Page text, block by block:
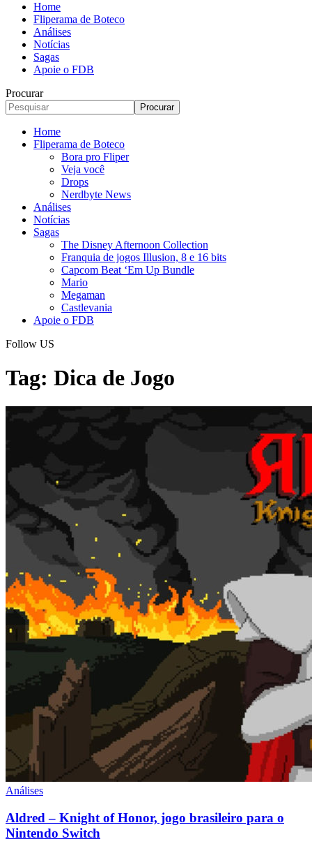
Home
Fliperama de Boteco
Análises
Notícias
Sagas
Apoie o FDB
Procurar
Home
Fliperama de Boteco
Bora pro Fliper
Veja você
Drops
Nerdbyte News
Análises
Notícias
Sagas
The Disney Afternoon Collection
Franquia de jogos Illusion, 8 e 16 bits
Capcom Beat ‘Em Up Bundle
Mario
Megaman
Castlevania
Apoie o FDB
Follow US
Tag: Dica de Jogo
Análises
Aldred – Knight of Honor, jogo brasileiro para o
Nintendo Switch